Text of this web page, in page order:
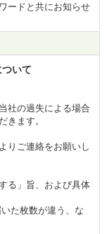
ードと共にお知らせ
いて
社の過失による場合
きます。
りご連絡をお願いし
る」旨、および具体
た枚数が違う、な